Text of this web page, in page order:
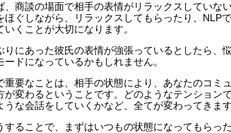
、商談の場面で相手の表情がリラックスしていな
ほぐしながら、リラックスしてもらったり、NLP
いくことが大切になります。
りにあった彼氏の表情が強張っているとしたら、
ードになっているかもしれません。
重要なことは、相手の状態により、あなたのコミ
が変わるということです。どのようなテンション
うな会話をしていくかなど、全てが変わってきま
することで、まずはいつもの状態になってもらっ